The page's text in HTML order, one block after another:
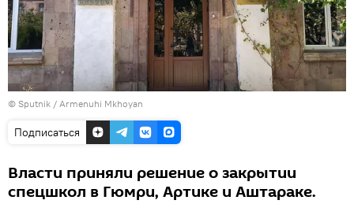
© Sputnik / Armenuhi Mkhoyan
Подписаться
Власти приняли решение о закрытии
спецшкол в Гюмри, Артике и Аштараке.